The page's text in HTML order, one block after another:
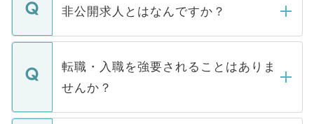
登録内容を確認し、その後メールもしくは
ます。通常、5営業日以内にはご連絡をせて
いただきますので、しばらくお待ちくださ
非公開求人とはなんですか？
マイナビDOCTORで取り扱っている求人の
うち約3割は、Webサイトからご覧いただ
けない「非公開求人」です。非公開求人は
下記の理由によって、一般には公開してい
ません。
転職・入職を強要されることはありま
せんか？